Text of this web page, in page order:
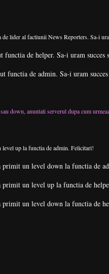
lider al factiunii News Reporters. Sa-i
functia de helper. Sa-i uram succes
functia de admin. Sa-i uram
down, anuntati serverul dupa cum
up la functia de admin. Felicitari!
primit un level down la functia de
primit un level up la functia de
primit un level down la functia de